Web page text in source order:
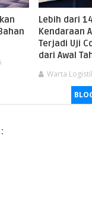
Lebih dari
Kendaraan
Terjadi Uji
dari Awal
Warta